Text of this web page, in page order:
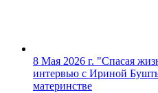
8 Мая 2026 г. "Спасая
интервью с Ириной
материнстве